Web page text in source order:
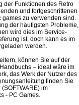
der Funktionen des Retro
und fortgeschrittenen
games zu verwenden sind.
der häufigsten Probleme,
wird dies im Service-
ist, doch kann es im
werden.
können Sie auf der
– ideal wäre im
das Werk der Nutzer des
finden Sie
im
- PC Games.